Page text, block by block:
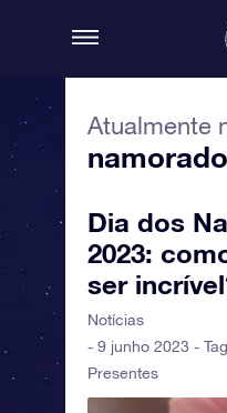
Atualmente
Dia dos
2023:
ser
Notícias
- 9 junho 2023 -
Presentes